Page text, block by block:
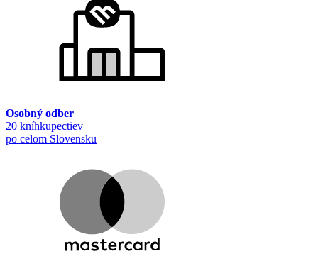
Osobný odber
20 kníhkupectiev
po celom Slovensku